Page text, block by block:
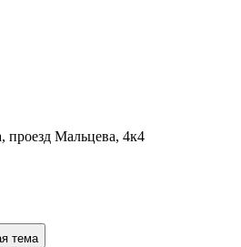
проезд Мальцева, 4к4
тема